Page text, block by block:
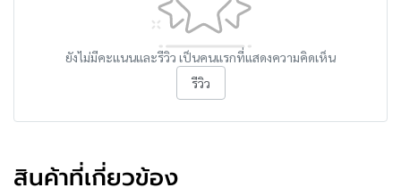
ยังไม่มีคะแนนและรีวิว เป็นคนแรกที่แสดงความคิดเห็น
รีวิว
สินค้าที่เกี่ยวข้อง